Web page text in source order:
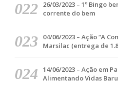
26/03/2023 – 1º Bingo
corrente do bem
04/06/2023 – Ação “A
Marsilac (entrega de
14/06/2023 – Ação em
Alimentando Vidas